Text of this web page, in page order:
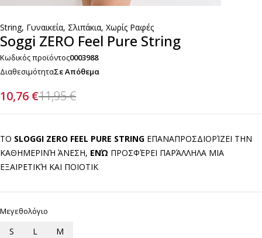
String, Γυναικεία, Σλιπάκια, Χωρίς Ραφές
Soggi ZERO Feel Pure String
Κωδικός προϊόντος0003988
ΔιαθεσιμότηταΣε Απόθεμα
11,95€
10,76 €
ΤΟ SLOGGI ZERO FEEL PURE STRING ΕΠΑΝΑΠΡΟΣΔΙΟΡΊΖΕΙ ΤΗΝ
ΚΑΘΗΜΕΡΙΝΉ ΆΝΕΣΗ, ΕΝΏ ΠΡΟΣΦΈΡΕΙ ΠΑΡΆΛΛΗΛΑ ΜΙΑ
ΕΞΑΙΡΕΤΙΚΉ ΚΑΙ ΠΟΙΟΤΙΚ
Μεγεθολόγιο
S L M